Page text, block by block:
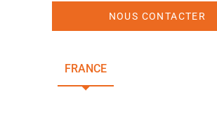
NOUS CONTACTER
FRANCE